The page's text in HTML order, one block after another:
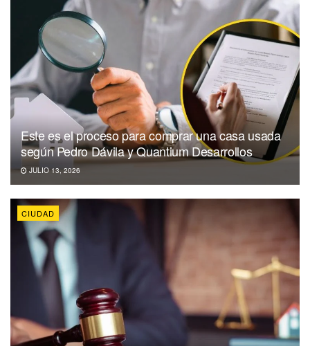
Este es el proceso para comprar una casa usada
según Pedro Dávila y Quantium Desarrollos
JULIO 13, 2026
CIUDAD